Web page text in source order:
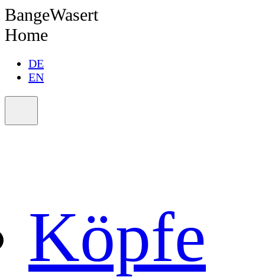
BangeWasert
Home
DE
EN
Köpfe